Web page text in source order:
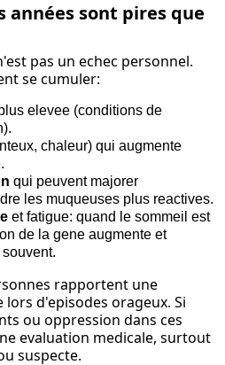
années sont pires que
pas un echec personnel.
se cumuler:
elevee (conditions de
chaleur) qui augmente
qui peuvent majorer
les muqueuses plus reactives.
et fatigue: quand le sommeil est
de la gene augmente et
rapportent une
d'episodes orageux. Si
ou oppression dans ces
evaluation medicale, surtout
suspecte.